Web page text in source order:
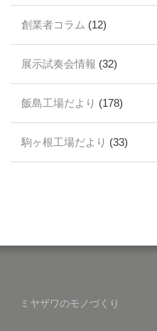
創業者コラム (12)
展示試奏会情報 (32)
飯島工場だより (178)
駒ヶ根工場だより (33)
ミヤザワのモノづくり